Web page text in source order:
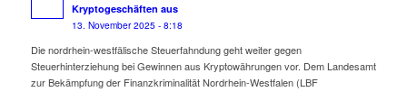
Kryptogeschäften aus
13. November 2025 - 8:18
Die nordrhein-westfälische Steuerfahndung geht weiter gegen
Steuerhinterziehung bei Gewinnen aus Kryptowährungen vor. Dem Landesamt
zur Bekämpfung der Finanzkriminalität Nordrhein-Westfalen (LBF